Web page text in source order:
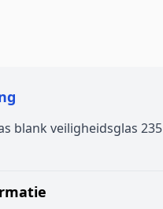
blank veiligheidsglas 235